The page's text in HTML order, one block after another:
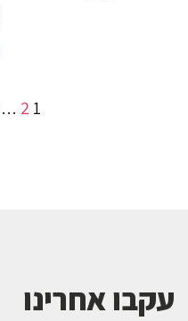
1
2
…
עקבו אחרינו